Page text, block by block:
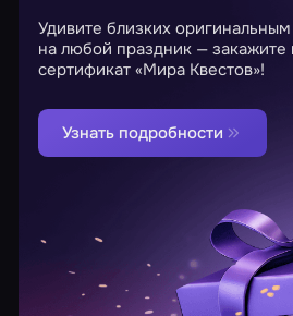
Удивите близких
на любой праздник — закажите
сертификат «Мира Квестов»!
Узнать подробности